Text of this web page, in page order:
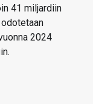
41 miljardiin
2024